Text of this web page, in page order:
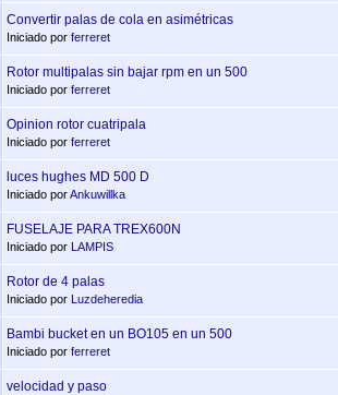
Convertir palas de cola en asimétricas
Iniciado por ferreret
Rotor multipalas sin bajar rpm en un 500
Iniciado por ferreret
Opinion rotor cuatripala
Iniciado por ferreret
luces hughes MD 500 D
Iniciado porAnkuwillka
FUSELAJE PARA TREX600N
Iniciado por LAMPIS
Rotor de 4 palas
Iniciado por Luzdeheredia
Bambi bucket en un BO105 en un 500
Iniciado por ferreret
velocidad y paso